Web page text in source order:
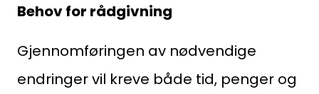
Kurs og konferanser
Kompetanse
Forbruker
Behov for rådgivning
Gjennomføringen av nødvendige
endringer vil kreve både tid, penger og